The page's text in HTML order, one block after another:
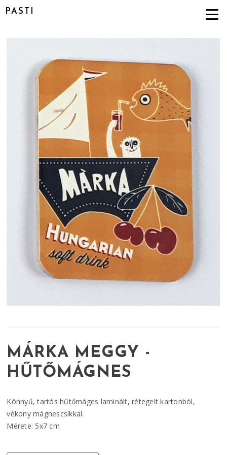
PASTI
MÁRKA MEGGY -
HŰTŐMÁGNES
Könnyű, tartós hűtőmáges laminált, rétegelt kartonból,
vékony mágnescsíkkal.
Mérete: 5x7 cm